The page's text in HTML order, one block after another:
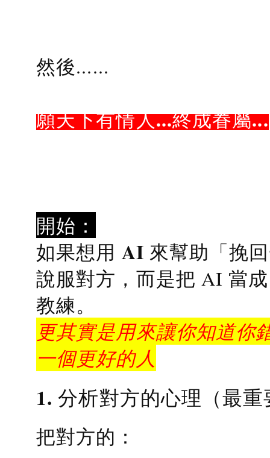
然後......
願天下有情人...終成眷屬...
開始：
如果想用 AI 來幫助「挽
說服對方，而是把 AI 當
教練。
更其實是用來讓你知道你
一個更好的人
1. 分析對方的心理（最
把對方的：